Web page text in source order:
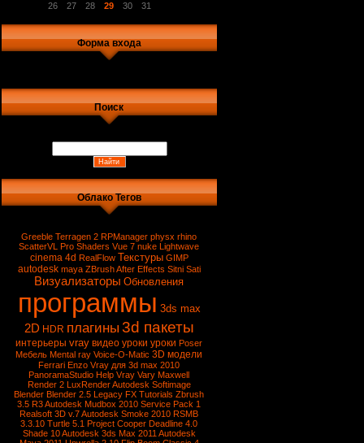
26
27 28 29 30 31
Форма входа
Поиск
Облако Тегов
Greeble Terragen 2 RPManager physx rhino
ScatterVL Pro Shaders Vue 7 nuke Lightwave
cinema 4d RealFlow Текстуры GIMP
autodesk maya ZBrushAfter Effects Sitni Sati
Визуализаторы Обновления
программы 3ds max
2D HDR плагины 3d пакеты
интерьеры vray видео уроки уроки Poser
Мебель Mental ray Voice-O-Matic 3D модели
Ferrari Enzo Vray для 3d max 2010
PanoramaStudio Help Vray Vary Maxwell
Render 2 LuxRenderAutodesk Softimage
Blender Blender 2.5 Legacy FX Tutorials Zbrush
3.5 R3 Autodesk Mudbox 2010 Service Pack 1
Realsoft 3D v.7 Autodesk Smoke 2010 RSMB
3.3.10 Turtle 5.1 Project Cooper Deadline 4.0
Shade 10Autodesk 3ds Max 2011 Autodesk